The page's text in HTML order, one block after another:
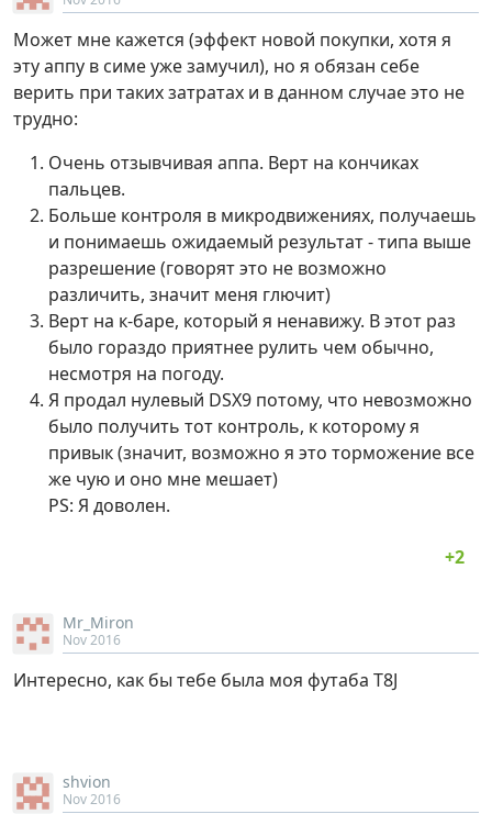
Может мне кажется (эффект новой покупки, хотя я
эту аппу в симе уже замучил), но я обязан себе
верить при таких затратах и в данном случае это не
трудно:
Очень отзывчивая аппа. Верт на кончиках
пальцев.
Больше контроля в микродвижениях, получаешь
и понимаешь ожидаемый результат - типа выше
разрешение (говорят это не возможно
различить, значит меня глючит)
Верт на к-баре, который я ненавижу. В этот раз
было гораздо приятнее рулить чем обычно,
несмотря на погоду.
Я продал нулевый DSX9 потому, что невозможно
было получить тот контроль, к которому я
привык (значит, возможно я это торможение все
же чую и оно мне мешает)
PS: Я доволен.
Mr_Miron
Nov 2016
Интересно, как бы тебе была моя футаба T8J
shvion
Nov 2016